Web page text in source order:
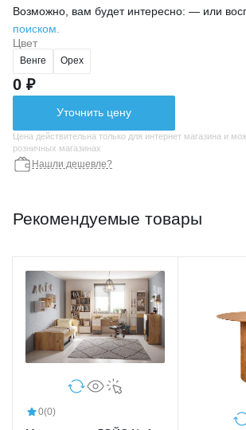
Возможно, вам будет интересно: — или
поиском.
Цвет
Венге Орех
0 ₽
Уточнить цену
Цена действительна только для интернет магазина и
розничных магазинах
Нашли дешевле?
Рекомендуемые товары
0(0)